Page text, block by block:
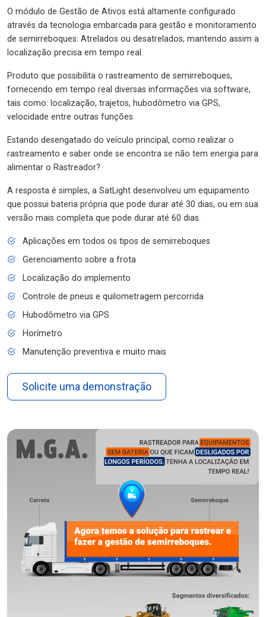
O módulo de Gestão de Ativos está altamente configurado
através da tecnologia embarcada para gestão e monitoramento
de semirreboques: Atrelados ou desatrelados, mantendo assim a
localização precisa em tempo real.
Produto que possibilita o rastreamento de semirreboques,
fornecendo em tempo real diversas informações via software,
tais como: localização, trajetos, hubodômetro via GPS,
velocidade entre outras funções.
Estando desengatado do veículo principal, como realizar o
rastreamento e saber onde se encontra se não tem energia para
alimentar o Rastreador?
A resposta é simples, a SatLight desenvolveu um equipamento
que possui bateria própria que pode durar até 30 dias, ou em sua
versão mais completa que pode durar até 60 dias.
Aplicações em todos os tipos de semirreboques
Gerenciamento sobre a frota
Localização do implemento
Controle de pneus e quilometragem percorrida
Hubodômetro via GPS
Horímetro
Manutenção preventiva e muito mais
Solicite uma demonstração